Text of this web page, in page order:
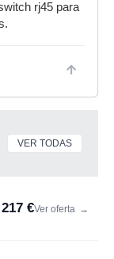
rj45 para
VER TODAS
217 €Ver oferta →